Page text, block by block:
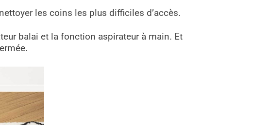
les coins les plus difficiles d’accès.
balai et la fonction aspirateur à main. Et